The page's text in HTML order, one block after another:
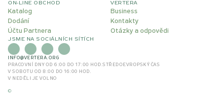
ON-LINE OBCHOD
Katalog
Dodání
Účtu Partnera
VERTERA
Business
Kontakty
Otázky a odpovědi
JSME NA SOCIÁLNÍCH SÍTÍCH
INFO@VERTERA.ORG
PRACOVNÍ DNY OD 6:00 DO 17:00 HOD.STŘEDOEVROPSKÝ ČAS
V SOBOTU OD 8:00 DO 16:00 HOD.
V NEDĚLI JE VOLNO
©